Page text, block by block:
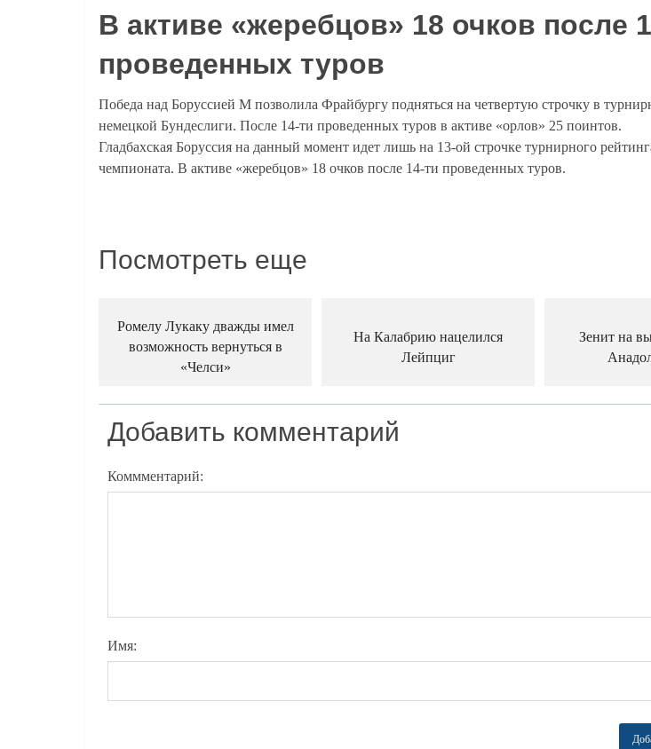
В активе «жеребцов» 18 очков после
проведенных туров
Победа над Боруссией М позволила Фрайбургу подняться на четвертую строчку в
немецкой Бундеслиги. После 14-ти проведенных туров в активе «орлов» 25 поинтов.
Гладбахская Боруссия на данный момент идет лишь на 13-ой строчке турнирного
чемпионата. В активе «жеребцов» 18 очков после 14-ти проведенных туров.
Посмотреть еще
Ромелу Лукаку дважды имел
возможность вернуться в
«Челси»
На Калабрию нацелился
Лейпциг
Зенит на
Добавить комментарий
Коммментарий:
Имя: